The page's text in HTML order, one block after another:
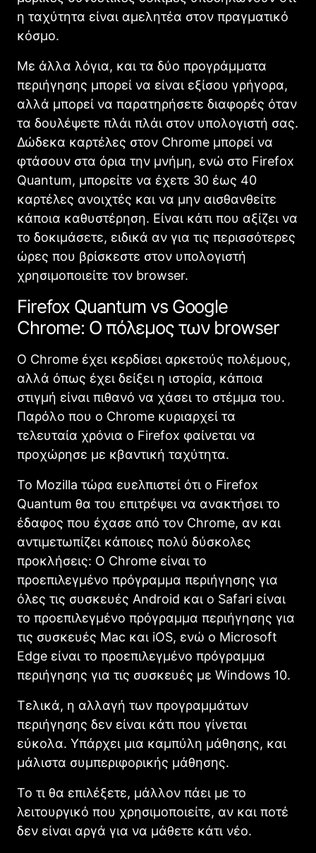
η ταχύτητα είναι αμελητέα στον πραγματικό
κόσμο.
Με άλλα λόγια, και τα δύο προγράμματα
περιήγησης μπορεί να είναι εξίσου γρήγορα,
αλλά μπορεί να παρατηρήσετε διαφορές όταν
τα δουλέψετε πλάι πλάι στον υπολογιστή σας.
Δώδεκα καρτέλες στον Chrome μπορεί να
φτάσουν στα όρια την μνήμη, ενώ στο Firefox
Quantum, μπορείτε να έχετε 30 έως 40
καρτέλες ανοιχτές και να μην αισθανθείτε
κάποια καθυστέρηση. Είναι κάτι που αξίζει να
το δοκιμάσετε, ειδικά αν για τις περισσότερες
ώρες που βρίσκεστε στον υπολογιστή
χρησιμοποιείτε τον browser.
Firefox Quantum vs Google
Chrome: O πόλεμος των browser
Ο Chrome έχει κερδίσει αρκετούς πολέμους,
αλλά όπως έχει δείξει η ιστορία, κάποια
στιγμή είναι πιθανό να χάσει το στέμμα του.
Παρόλο που ο Chrome κυριαρχεί τα
τελευταία χρόνια ο Firefox φαίνεται να
προχώρησε με κβαντική ταχύτητα.
Το Mozilla τώρα ευελπιστεί ότι ο Firefox
Quantum θα του επιτρέψει να ανακτήσει το
έδαφος που έχασε από τον Chrome, αν και
αντιμετωπίζει κάποιες πολύ δύσκολες
προκλήσεις: Ο Chrome είναι το
προεπιλεγμένο πρόγραμμα περιήγησης για
όλες τις συσκευές Android και ο Safari είναι
το προεπιλεγμένο πρόγραμμα περιήγησης για
τις συσκευές Mac και iOS, ενώ ο Microsoft
Edge είναι το προεπιλεγμένο πρόγραμμα
περιήγησης για τις συσκευές με Windows 10.
Τελικά, η αλλαγή των προγραμμάτων
περιήγησης δεν είναι κάτι που γίνεται
εύκολα. Υπάρχει μια καμπύλη μάθησης, και
μάλιστα συμπεριφορικής μάθησης.
Το τι θα επιλέξετε, μάλλον πάει με το
λειτουργικό που χρησιμοποιείτε, αν και ποτέ
δεν είναι αργά για να μάθετε κάτι νέο.